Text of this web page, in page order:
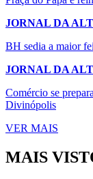
JORNAL DA
BH sedia a maior
JORNAL DA
Comércio se
Divinópolis
VER MAIS
MAIS